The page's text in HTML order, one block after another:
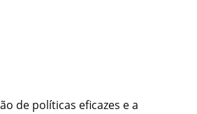
de políticas eficazes e a